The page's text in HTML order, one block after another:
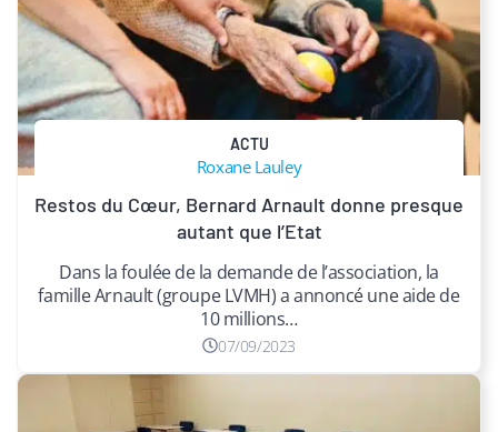
ACTU
Roxane Lauley
Restos du Cœur, Bernard Arnault donne presque
autant que l’Etat
Dans la foulée de la demande de l’association, la
famille Arnault (groupe LVMH) a annoncé une aide de
10 millions…
07/09/2023